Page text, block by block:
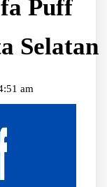
Puff
Selatan
am